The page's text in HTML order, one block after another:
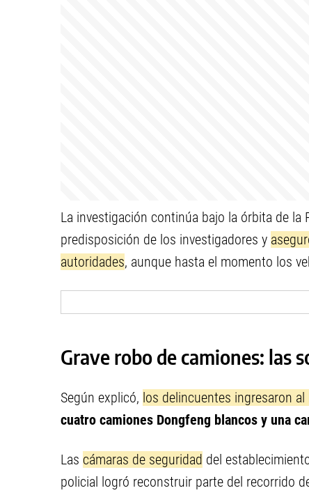
La investigación continúa bajo la órbita de
predisposición de los investigadores y
autoridades, aunque hasta el momento los
Grave robo de camiones: las
Según explicó, los delincuentes ingresaron
cuatro camiones Dongfeng blancos y una
Las cámaras de seguridad del
policial logró reconstruir parte del recorrido